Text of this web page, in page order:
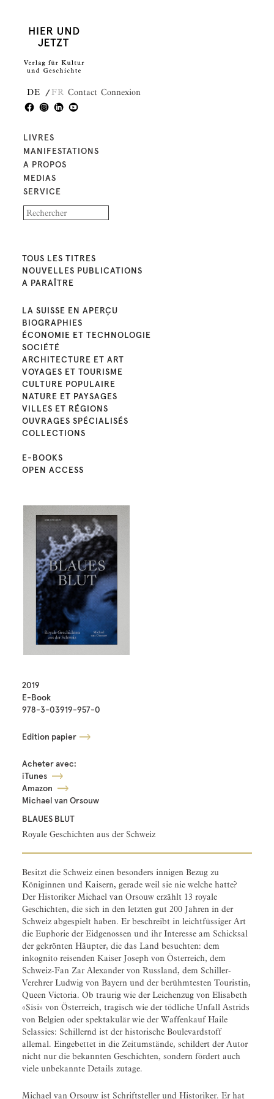
DE FR Contact Connexion
LIVRES
MANIFESTATIONS
A PROPOS
MEDIAS
SERVICE
TOUS LES TITRES
NOUVELLES PUBLICATIONS
A PARAÎTRE
LA SUISSE EN APERÇU
BIOGRAPHIES
ÉCONOMIE ET TECHNOLOGIE
SOCIÉTÉ
ARCHITECTURE ET ART
VOYAGES ET TOURISME
CULTURE POPULAIRE
NATURE ET PAYSAGES
VILLES ET RÉGIONS
OUVRAGES SPÉCIALISÉS
COLLECTIONS
E-BOOKS
OPEN ACCESS
2019
E-Book
978-3-03919-957-0
Edition papier
Acheter avec:
iTunes
Amazon
Michael van Orsouw
BLAUES BLUT
Royale Geschichten aus der Schweiz
Besitzt die Schweiz einen besonders innigen Bezug zu
Königinnen und Kaisern, gerade weil sie nie welche hatte?
Der Historiker Michael van Orsouw erzählt 13 royale
Geschichten, die sich in den letzten gut 200 Jahren in der
Schweiz abgespielt haben. Er beschreibt in leichtfüssiger Art
die Euphorie der Eidgenossen und ihr Interesse am Schicksal
der gekrönten Häupter, die das Land besuchten: dem
inkognito reisenden Kaiser Joseph von Österreich, dem
Schweiz-Fan Zar Alexander von Russland, dem Schiller-
Verehrer Ludwig von Bayern und der berühmtesten Touristin,
Queen Victoria. Ob traurig wie der Leichenzug von Elisabeth
«Sisi» von Österreich, tragisch wie der tödliche Unfall Astrids
von Belgien oder spektakulär wie der Waffenkauf Haile
Selassies: Schillernd ist der historische Boulevardstoff
allemal. Eingebettet in die Zeitumstände, schildert der Autor
nicht nur die bekannten Geschichten, sondern fördert auch
viele unbekannte Details zutage.
Michael van Orsouw ist Schriftsteller und Historiker. Er hat